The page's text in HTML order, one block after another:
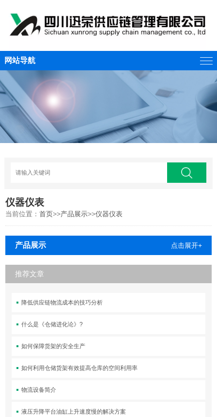
网站导航
仪器仪表
当前位置：首页>>产品展示>>仪器仪表
产品展示 点击展开+
推荐文章
降低供应链物流成本的技巧分析
什么是《仓储进化论》?
如何保障货架的安全生产
如何利用仓储货架有效提高仓库的空间利用率
物流设备简介
液压升降平台油缸上升速度慢的解决方案